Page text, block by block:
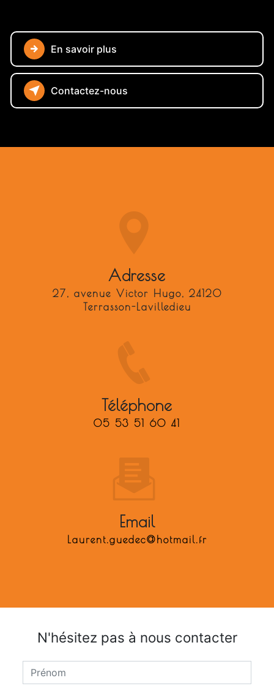
En savoir plus
Contactez-nous
Adresse
27, avenue Victor Hugo, 24120
Terrasson-Lavilledieu
Téléphone
05 53 51 60 41
Email
laurent.guedec@hotmail.fr
N'hésitez pas à nous contacter